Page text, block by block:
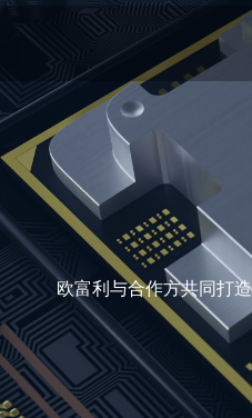
欧富利与合作方共同打